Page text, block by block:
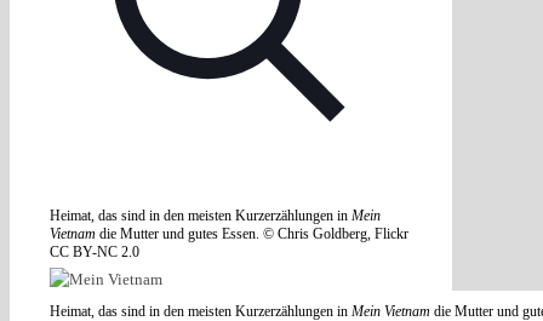
Heimat, das sind in den meisten Kurzerzählungen in Mein
Vietnam die Mutter und gutes Essen. © Chris Goldberg, Flickr
CC BY-NC 2.0
Heimat, das sind in den meisten Kurzerzählungen in Mein Vietnam die Mutter und